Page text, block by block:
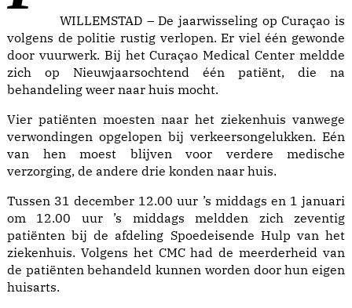
WILLEMSTAD – De jaarwisseling op Curaçao is
volgens de politie rustig verlopen. Er viel één gewonde
door vuurwerk. Bij het Curaçao Medical Center meldde
zich op Nieuwjaarsochtend één patiënt, die na
behandeling weer naar huis mocht.
Vier patiënten moesten naar het ziekenhuis vanwege
verwondingen opgelopen bij verkeersongelukken. Eén
van hen moest blijven voor verdere medische
verzorging, de andere drie konden naar huis.
Tussen 31 december 12.00 uur ’s middags en 1 januari
om 12.00 uur ’s middags meldden zich zeventig
patiënten bij de afdeling Spoedeisende Hulp van het
ziekenhuis. Volgens het CMC had de meerderheid van
de patiënten behandeld kunnen worden door hun eigen
huisarts.